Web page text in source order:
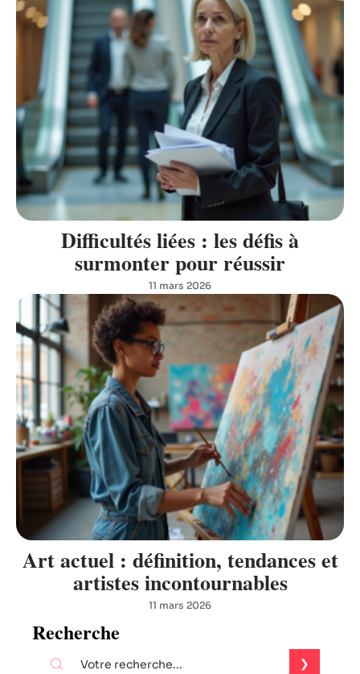
Difficultés liées : les défis à
surmonter pour réussir
11 mars 2026
Art actuel : définition, tendances et
artistes incontournables
11 mars 2026
Recherche